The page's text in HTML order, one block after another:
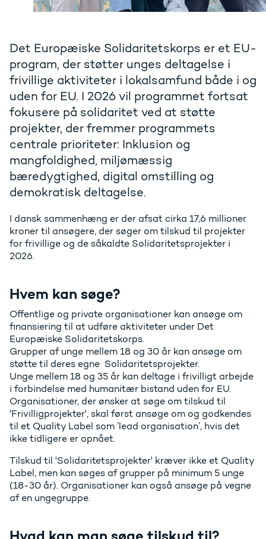
Det Europæiske Solidaritetskorps er et EU-
program, der støtter unges deltagelse i
frivillige aktiviteter i lokalsamfund både i og
uden for EU. I 2026 vil programmet fortsat
fokusere på solidaritet ved at støtte
projekter, der fremmer programmets
centrale prioriteter: Inklusion og
mangfoldighed, miljømæssig
bæredygtighed, digital omstilling og
I dansk sammenhæng er der afsat cirka 17,6 millioner
kroner til ansøgere, der søger om tilskud til projekter
for frivillige og de såkaldte Solidaritetsprojekter i
2026.
Hvem kan søge?
Offentlige og private organisationer kan ansøge om
finansiering til at udføre aktiviteter under Det
Europæiske Solidaritetskorps.
Grupper af unge mellem 18 og 30 år kan ansøge om
støtte til deres egne Solidaritetsprojekter.
Unge mellem 18 og 35 år kan deltage i frivilligt arbejde
i forbindelse med humanitær bistand uden for EU.
Organisationer, der ønsker at søge om tilskud til
'Frivilligprojekter', skal først ansøge om og godkendes
til et Quality Label som ’lead organisation’, hvis det
ikke tidligere er opnået.
Tilskud til 'Solidaritetsprojekter' kræver ikke et Quality
Label, men kan søges af grupper på minimum 5 unge
(18-30 år). Organisationer kan også ansøge på vegne
af en ungegruppe.